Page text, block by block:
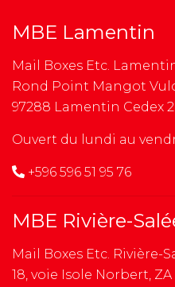
MBE Lamentin
Mail Boxes Etc.
Rond Point Mangot
97288 Lamentin Cedex 2
Ouvert du lundi au
+596 596 51 95 76
MBE Rivière-
Mail Boxes Etc. Rivière-
18, voie Isole Norbert,